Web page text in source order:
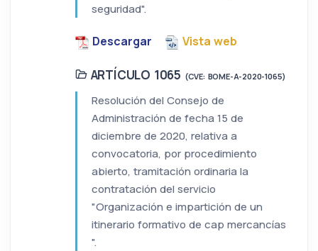
seguridad".
Descargar Vista web
ARTÍCULO 1065 (CVE: BOME-A-2020-1065)
Resolución del Consejo de
Administración de fecha 15 de
diciembre de 2020, relativa a
convocatoria, por procedimiento
abierto, tramitación ordinaria la
contratación del servicio
"Organización e impartición de un
itinerario formativo de cap mercancías
".